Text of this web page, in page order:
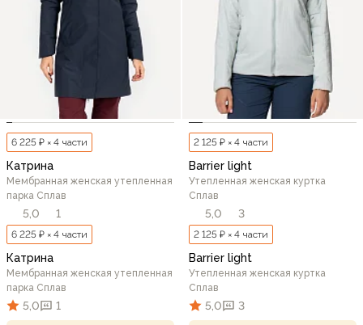
6 225 ₽ × 4 части
Катрина
Мембранная женская утепленная
парка Сплав
5,0 1
6 225 ₽ × 4 части
Катрина
Мембранная женская утепленная
парка Сплав
5,0 1
2 125 ₽ × 4 части
Barrier light
Утепленная женская куртка
Сплав
5,0 3
2 125 ₽ × 4 части
Barrier light
Утепленная женская куртка
Сплав
5,0 3